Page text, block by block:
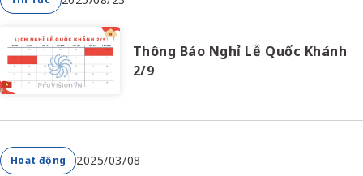
Thông Báo Nghỉ Lễ Quốc Khánh
2/9
Hoạt động 2025/03/08